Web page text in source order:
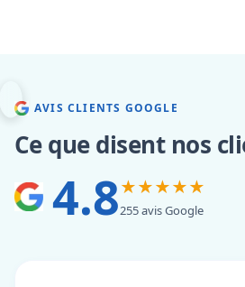
AVIS CLIENTS GOOGLE
Ce que disent nos
4.8★★★★★
255 avis Google